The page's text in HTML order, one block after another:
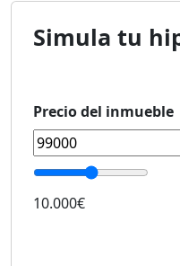
Simula tu
Precio del inmueble
10.000€